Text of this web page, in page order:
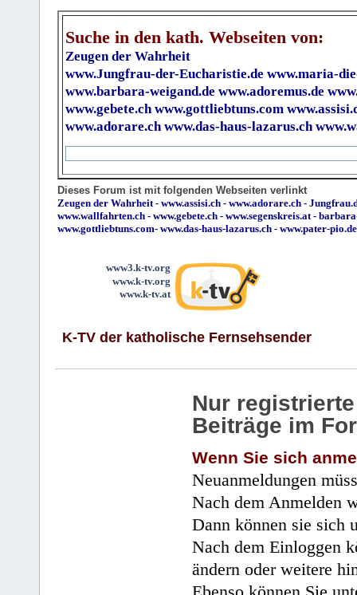
Suche in den kath. Webseiten von:
Zeugen der Wahrheit
www.Jungfrau-der-Eucharistie.de www.maria-
www.barbara-weigand.de www.adoremus.de
www.gebete.ch www.gottliebtuns.com
www.adorare.ch www.das-haus-lazarus.ch
Dieses Forum ist mit folgenden Webseiten verlinkt
Zeugen der Wahrheit - www.assisi.ch - www.adorare.ch -
www.wallfahrten.ch - www.gebete.ch - www.segenskreis.at -
www.gottliebtuns.com- www.das-haus-lazarus.ch - www.pater-pio.de
www3.k-tv.org
www.k-tv.org
www.k-tv.at
K-TV der katholische Fernsehsender
Nur
Beiträge im
Wenn Sie sich
Neuanmeldungen
Nach dem Anmelden
Dann können sie sich
Nach dem Einloggen
ändern oder weitere